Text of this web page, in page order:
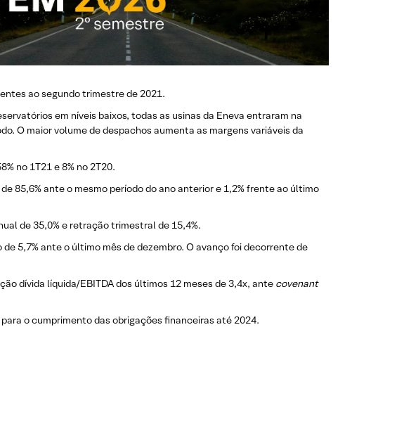
ao segundo trimestre de 2021.
em níveis baixos, todas as usinas da Eneva entraram na
O maior volume de despachos aumenta as margens variáveis da
no 1T21 e 8% no 2T20.
85,6% ante o mesmo período do ano anterior e 1,2% frente ao último
de 35,0% e retração trimestral de 15,4%.
5,7% ante o último mês de dezembro. O avanço foi decorrente de
dívida líquida/EBITDA dos últimos 12 meses de 3,4x, ante covenant
o cumprimento das obrigações financeiras até 2024.